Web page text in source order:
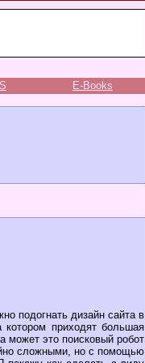
E-Books
подогнать дизайн сайта в
котором приходят большая
может это поисковый робот
сложными, но с помощью